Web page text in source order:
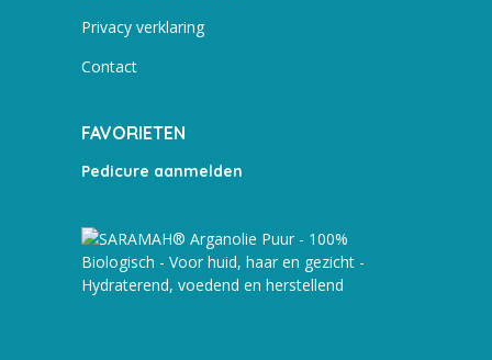
Privacy verklaring
Contact
FAVORIETEN
Pedicure aanmelden